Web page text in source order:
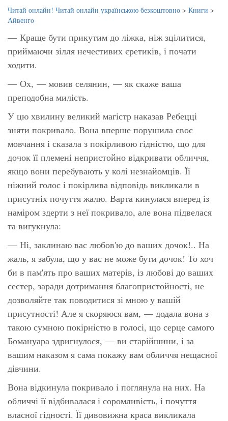
Читай онлайн! Читай онлайн українською безкоштовно > Книги >
Айвенго
— Краще бути прикутим до ліжка, ніж зцілитися,
приймаючи зілля нечестивих єретиків, і почати
ходити.
— Ох, — мовив селянин, — як скаже ваша
преподобна милість.
У цю хвилину великий магістр наказав Ребецці
зняти покривало. Вона вперше порушила своє
мовчання і сказала з покірливою гідністю, що для
дочок її племені непристойно відкривати обличчя,
якщо вони перебувають у колі незнайомців. Її
ніжний голос і покірлива відповідь викликали в
присутніх почуття жалю. Варта кинулася вперед із
наміром здерти з неї покривало, але вона підвелася
та вигукнула:
— Ні, заклинаю вас любов'ю до ваших дочок!.. На
жаль, я забула, що у вас не може бути дочок! То хоч
би в пам'ять про ваших матерів, із любові до ваших
сестер, заради дотримання благопристойності, не
дозволяйте так поводитися зі мною у вашій
присутності! Але я скоряюся вам, — додала вона з
такою сумною покірністю в голосі, що серце самого
Бомануара здригнулося, — ви старійшини, і за
вашим наказом я сама покажу вам обличчя нещасної
дівчини.
Вона відкинула покривало і поглянула на них. На
обличчі її відбивалася і соромливість, і почуття
власної гідності. Її дивовижна краса викликала